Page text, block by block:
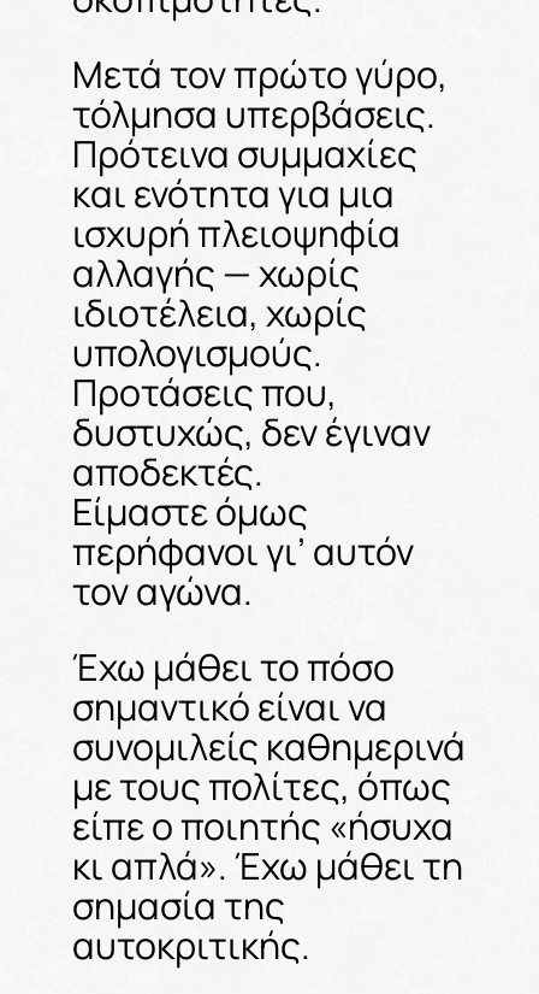
Μετά τον πρώτο γύρο,
τόλμησα υπερβάσεις.
Πρότεινα συμμαχίες
και ενότητα για μια
ισχυρή πλειοψηφία
αλλαγής — χωρίς
ιδιοτέλεια, χωρίς
υπολογισμούς.
Προτάσεις που,
δυστυχώς, δεν έγιναν
αποδεκτές.
Είμαστε όμως
περήφανοι γι’ αυτόν
τον αγώνα.
Έχω μάθει το πόσο
σημαντικό είναι να
συνομιλείς καθημερινά
με τους πολίτες, όπως
είπε ο ποιητής «ήσυχα
κι απλά». Έχω μάθει τη
σημασία της
αυτοκριτικής.